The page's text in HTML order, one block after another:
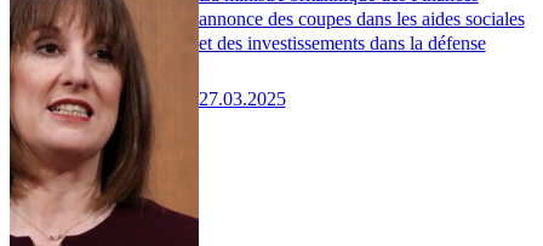
annonce des coupes dans les aides sociales
et des investissements dans la défense
27.03.2025